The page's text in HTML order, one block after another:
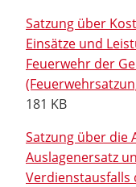
Satzung über
Einsätze und
Feuerwehr der
181 KB
Satzung über die
Auslagenersatz